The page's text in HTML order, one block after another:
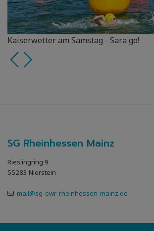
Kaiserwetter am Samstag - Sara go!
SG Rheinhessen Mainz
Rieslingring 9
55283 Nierstein
mail@sg-ewr-rheinhessen-mainz.de